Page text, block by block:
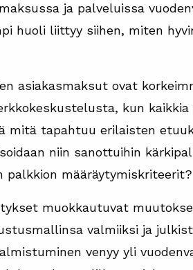
ja palveluissa
huoli liittyy siihen, miten
asiakasmaksut ovat
kun
mitä tapahtuu erilaisten
niin sanottuihin
palkkion määräytymiskriteerit?
muokkautuvat
valmiiksi ja
venyy yli